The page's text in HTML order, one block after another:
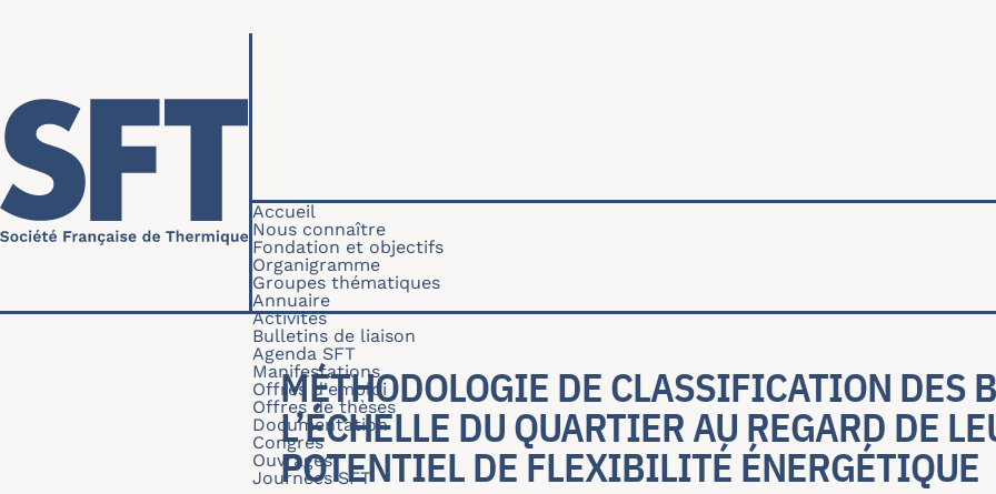
Navigation principale
Accueil
Nous connaître
Fondation et objectifs
Organigramme
Groupes thématiques
Annuaire
Activités
Bulletins de liaison
Agenda SFT
Manifestations
Offres d'emploi
Offres de thèses
Documentation
Congrès
Ouvrages
Journées SFT
MÉTHODOLOGIE DE CLASSIFICATION DES
L’ÉCHELLE DU QUARTIER AU REGARD DE
POTENTIEL DE FLEXIBILITÉ ÉNERGÉTIQUE